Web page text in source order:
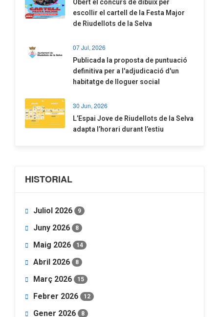
​Obert el concurs de dibuix per
escollir el cartell de la Festa Major
de Riudellots de la Selva
07 Jul, 2026
​Publicada la proposta de puntuació
definitiva per a l'adjudicació d'un
habitatge de lloguer social
30 Jun, 2026
​L’Espai Jove de Riudellots de la Selva
adapta l’horari durant l’estiu
HISTORIAL
Juliol 2026 9
Juny 2026 8
Maig 2026 14
Abril 2026 8
Març 2026 15
Febrer 2026 12
Gener 2026 8